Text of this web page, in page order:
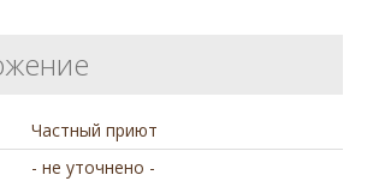
Частный приют
- не уточнено -